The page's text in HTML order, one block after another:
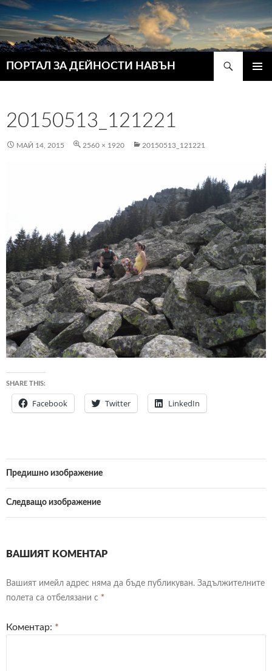
ПОРТАЛ ЗА ДЕЙНОСТИ НАВЪН
20150513_121221
МАЙ 14, 2015 2560 × 1920 20150513_121221
SHARE THIS:
Facebook Twitter LinkedIn
Предишно изображение
Следващо изображение
ВАШИЯТ КОМЕНТАР
Вашият имейл адрес няма да бъде публикуван. Задължителните
полета са отбелязани с *
Коментар: *